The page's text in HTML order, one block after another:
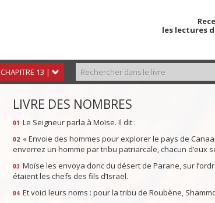
les lectures
CHAPITRE 13 |
LIVRE DES NOMBRES
01 Le Seigneur parla à Moïse. Il dit :
02 « Envoie des hommes pour explorer le pays de
enverrez un homme par tribu patriarcale, chacun d’eux
03 Moïse les envoya donc du désert de Parane, sur
étaient les chefs des fils d’Israël.
04 Et voici leurs noms : pour la tribu de Roubène,